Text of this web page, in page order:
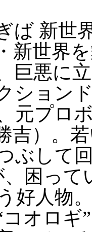
ば 新世
新世界
巨悪に
ション
元プロ
吉）。
ぶして
、困って
好人物
オロギ